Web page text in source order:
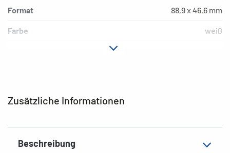
Zusätzliche Informationen
Beschreibung
Format 88,9 x 46,6 mm
Farbe weiß